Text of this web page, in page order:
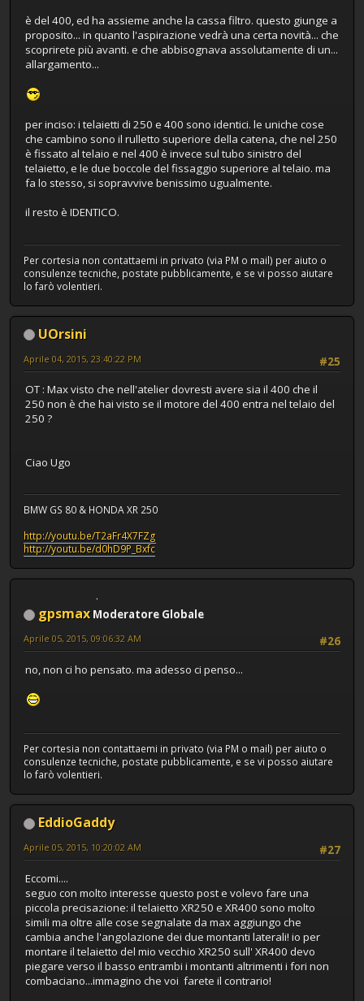
è del 400, ed ha assieme anche la cassa filtro. questo giunge a
proposito... in quanto l'aspirazione vedrà una certa novità... che
scoprirete più avanti. e che abbisognava assolutamente di un...
allargamento...
per inciso: i telaietti di 250 e 400 sono identici. le uniche cose
che cambino sono il rulletto superiore della catena, che nel 250
è fissato al telaio e nel 400 è invece sul tubo sinistro del
telaietto, e le due boccole del fissaggio superiore al telaio. ma
fa lo stesso, si sopravvive benissimo ugualmente.
il resto è IDENTICO.
Per cortesia non contattaemi in privato (via PM o mail) per aiuto o
consulenze tecniche, postate pubblicamente, e se vi posso aiutare
lo farò volentieri.
UOrsini
#25
Aprile 04, 2015, 23:40:22 PM
OT : Max visto che nell'atelier dovresti avere sia il 400 che il
250 non è che hai visto se il motore del 400 entra nel telaio del
250 ?
Ciao Ugo
BMW GS 80 & HONDA XR 250
http://youtu.be/T2aFr4X7FZg
http://youtu.be/d0hD9P_Bxfc
gpsmax Moderatore Globale
#26
Aprile 05, 2015, 09:06:32 AM
no, non ci ho pensato. ma adesso ci penso...
Per cortesia non contattaemi in privato (via PM o mail) per aiuto o
consulenze tecniche, postate pubblicamente, e se vi posso aiutare
lo farò volentieri.
EddioGaddy
#27
Aprile 05, 2015, 10:20:02 AM
Eccomi....
seguo con molto interesse questo post e volevo fare una
piccola precisazione: il telaietto XR250 e XR400 sono molto
simili ma oltre alle cose segnalate da max aggiungo che
cambia anche l'angolazione dei due montanti laterali! io per
montare il telaietto del mio vecchio XR250 sull' XR400 devo
piegare verso il basso entrambi i montanti altrimenti i fori non
combaciano...immagino che voi farete il contrario!